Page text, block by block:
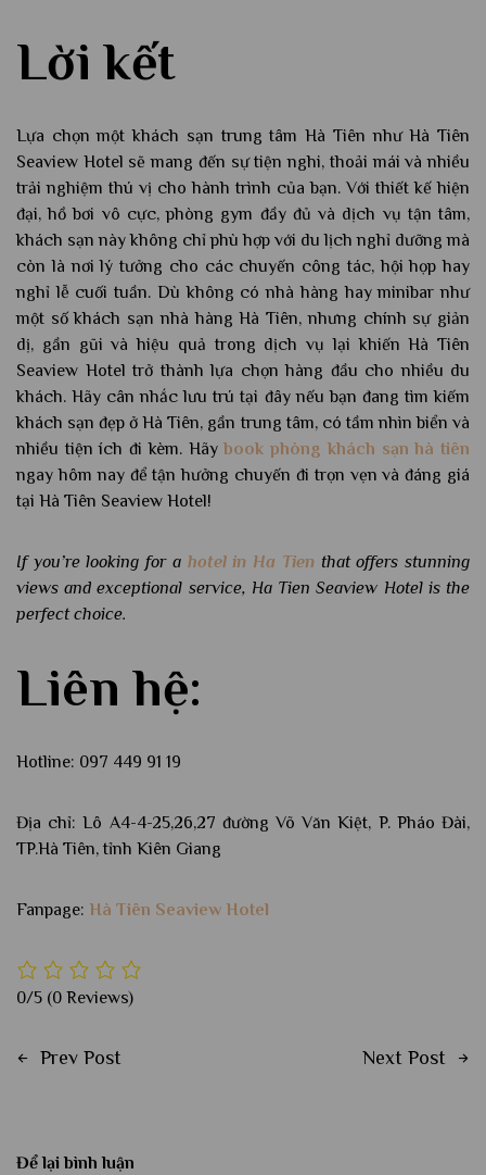
Lời kết
Lựa chọn một khách sạn trung tâm Hà Tiên như Hà Tiên
Seaview Hotel sẽ mang đến sự tiện nghi, thoải mái và nhiều
trải nghiệm thú vị cho hành trình của bạn. Với thiết kế hiện
đại, hồ bơi vô cực, phòng gym đầy đủ và dịch vụ tận tâm,
khách sạn này không chỉ phù hợp với du lịch nghỉ dưỡng mà
còn là nơi lý tưởng cho các chuyến công tác, hội họp hay
nghỉ lễ cuối tuần. Dù không có nhà hàng hay minibar như
một số khách sạn nhà hàng Hà Tiên, nhưng chính sự giản
dị, gần gũi và hiệu quả trong dịch vụ lại khiến Hà Tiên
Seaview Hotel trở thành lựa chọn hàng đầu cho nhiều du
khách. Hãy cân nhắc lưu trú tại đây nếu bạn đang tìm kiếm
khách sạn đẹp ở Hà Tiên, gần trung tâm, có tầm nhìn biển và
nhiều tiện ích đi kèm. Hãybook phòng khách sạn hà tiên
ngay hôm nay để tận hưởng chuyến đi trọn vẹn và đáng giá
tại Hà Tiên Seaview Hotel!
If you’re looking for a hotel in Ha Tienthat offers stunning
views and exceptional service, Ha Tien Seaview Hotel is the
perfect choice.
Liên hệ:
Hotline: 097 449 91 19
Địa chỉ: Lô A4-4-25,26,27 đường Võ Văn Kiệt, P. Pháo Đài,
TP.Hà Tiên, tỉnh Kiên Giang
Fanpage: Hà Tiên Seaview Hotel
0/5 (0 Reviews)
Prev Post Next Post
Để lại bình luận